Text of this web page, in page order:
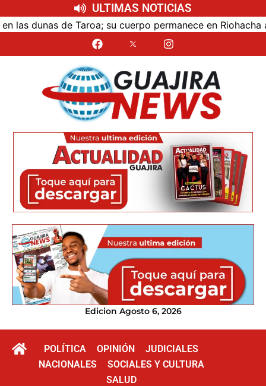
ULTIMAS NOTICIAS
de Taroa; su cuerpo permanece en Riohacha a la
Edicion Agosto 6, 2026
POLÍTICA OPINIÓN
JUDICIALES
NACIONALES
SOCIALES Y CULTURA
SALUD